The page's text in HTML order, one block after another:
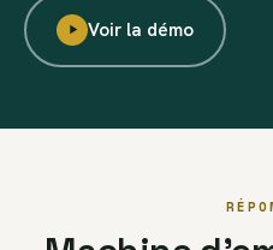
Voir la démo